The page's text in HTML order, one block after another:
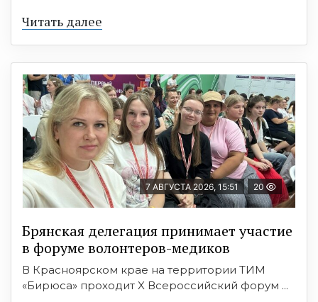
Читать далее
7 АВГУСТА 2026, 15:51 20
Брянская делегация принимает участие
в форуме волонтеров-медиков
В Красноярском крае на территории ТИМ
«Бирюса» проходит X Всероссийский форум ...